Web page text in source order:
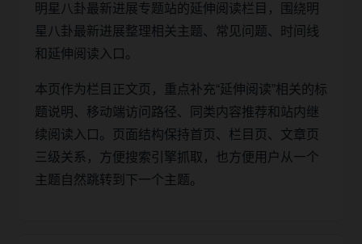
明星八卦最新进展专题站的延伸阅读栏目，围绕明
星八卦最新进展整理相关主题、常见问题、时间线
和延伸阅读入口。
本页作为栏目正文页，重点补充“延伸阅读”相关的标
题说明、移动端访问路径、同类内容推荐和站内继
续阅读入口。页面结构保持首页、栏目页、文章页
三级关系，方便搜索引擎抓取，也方便用户从一个
主题自然跳转到下一个主题。